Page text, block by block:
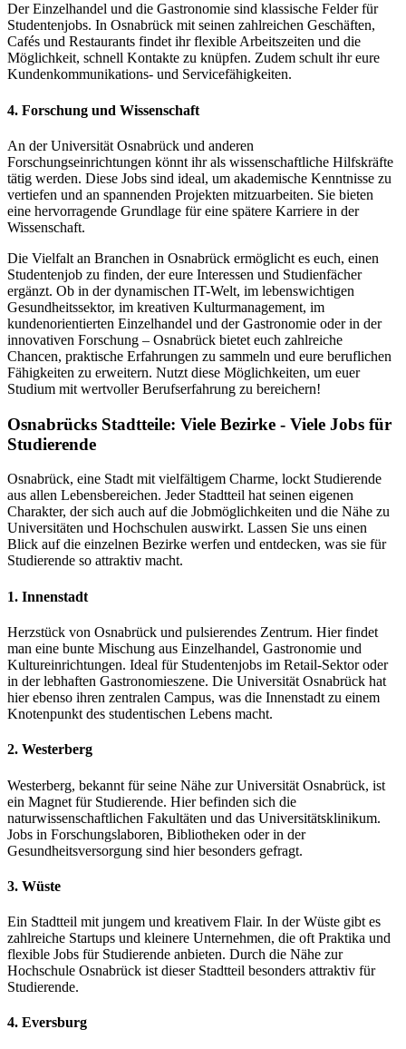
Der Einzelhandel und die Gastronomie sind klassische Felder für
Studentenjobs. In Osnabrück mit seinen zahlreichen Geschäften,
Cafés und Restaurants findet ihr flexible Arbeitszeiten und die
Möglichkeit, schnell Kontakte zu knüpfen. Zudem schult ihr eure
Kundenkommunikations- und Servicefähigkeiten.
4. Forschung und Wissenschaft
An der Universität Osnabrück und anderen
Forschungseinrichtungen könnt ihr als wissenschaftliche Hilfskräfte
tätig werden. Diese Jobs sind ideal, um akademische Kenntnisse zu
vertiefen und an spannenden Projekten mitzuarbeiten. Sie bieten
eine hervorragende Grundlage für eine spätere Karriere in der
Wissenschaft.
Die Vielfalt an Branchen in Osnabrück ermöglicht es euch, einen
Studentenjob zu finden, der eure Interessen und Studienfächer
ergänzt. Ob in der dynamischen IT-Welt, im lebenswichtigen
Gesundheitssektor, im kreativen Kulturmanagement, im
kundenorientierten Einzelhandel und der Gastronomie oder in der
innovativen Forschung – Osnabrück bietet euch zahlreiche
Chancen, praktische Erfahrungen zu sammeln und eure beruflichen
Fähigkeiten zu erweitern. Nutzt diese Möglichkeiten, um euer
Studium mit wertvoller Berufserfahrung zu bereichern!
Osnabrücks Stadtteile: Viele Bezirke - Viele Jobs für
Studierende
Osnabrück, eine Stadt mit vielfältigem Charme, lockt Studierende
aus allen Lebensbereichen. Jeder Stadtteil hat seinen eigenen
Charakter, der sich auch auf die Jobmöglichkeiten und die Nähe zu
Universitäten und Hochschulen auswirkt. Lassen Sie uns einen
Blick auf die einzelnen Bezirke werfen und entdecken, was sie für
Studierende so attraktiv macht.
1. Innenstadt
Herzstück von Osnabrück und pulsierendes Zentrum. Hier findet
man eine bunte Mischung aus Einzelhandel, Gastronomie und
Kultureinrichtungen. Ideal für Studentenjobs im Retail-Sektor oder
in der lebhaften Gastronomieszene. Die Universität Osnabrück hat
hier ebenso ihren zentralen Campus, was die Innenstadt zu einem
Knotenpunkt des studentischen Lebens macht.
2. Westerberg
Westerberg, bekannt für seine Nähe zur Universität Osnabrück, ist
ein Magnet für Studierende. Hier befinden sich die
naturwissenschaftlichen Fakultäten und das Universitätsklinikum.
Jobs in Forschungslaboren, Bibliotheken oder in der
Gesundheitsversorgung sind hier besonders gefragt.
3. Wüste
Ein Stadtteil mit jungem und kreativem Flair. In der Wüste gibt es
zahlreiche Startups und kleinere Unternehmen, die oft Praktika und
flexible Jobs für Studierende anbieten. Durch die Nähe zur
Hochschule Osnabrück ist dieser Stadtteil besonders attraktiv für
Studierende.
4. Eversburg